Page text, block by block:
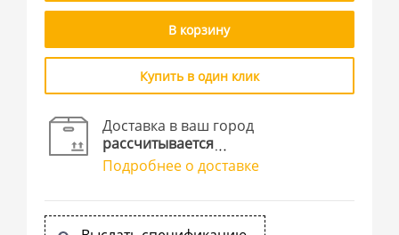
В корзину
Купить в один клик
Доставка в ваш город
рассчитывается
Подробнее о доставке